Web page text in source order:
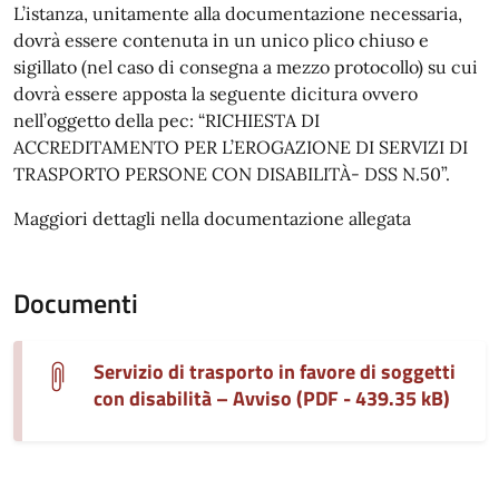
L’istanza, unitamente alla documentazione necessaria,
dovrà essere contenuta in un unico plico chiuso e
sigillato (nel caso di consegna a mezzo protocollo) su cui
dovrà essere apposta la seguente dicitura ovvero
nell’oggetto della pec: “RICHIESTA DI
ACCREDITAMENTO PER L’EROGAZIONE DI SERVIZI DI
TRASPORTO PERSONE CON DISABILITÀ- DSS N.50”.
Maggiori dettagli nella documentazione allegata
Documenti
Servizio di trasporto in favore di soggetti
con disabilità – Avviso (PDF - 439.35 kB)